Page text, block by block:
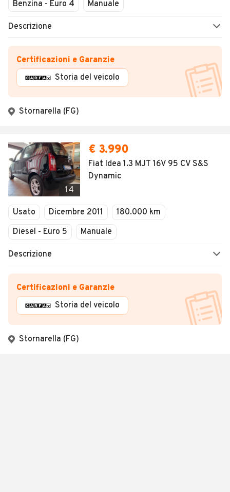
Chiuso
Benzina - Euro 4
Manuale
Descrizione
Certificazioni e Garanzie
Storia del veicolo
Stornarella (FG)
14
€ 3.990
Fiat Idea 1.3 MJT 16V 95 CV S&S
Dynamic
Usato Dicembre 2011
180.000 km
Diesel - Euro 5
Manuale
Descrizione
Certificazioni e Garanzie
Storia del veicolo
Stornarella (FG)